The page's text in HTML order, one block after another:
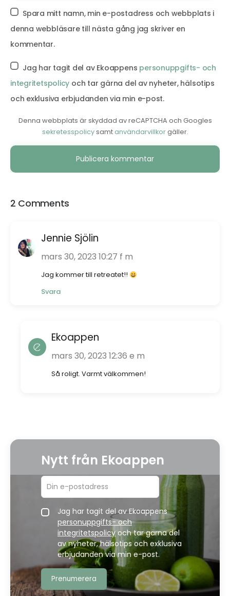
Spara mitt namn, min e-postadress och webbplats i
denna webbläsare till nästa gång jag skriver en
kommentar.
Jag har tagit del av Ekoappens personuppgifts- och
integritetspolicy och tar gärna del av nyheter, hälsotips
och exklusiva erbjudanden via min e-post.
Denna webbplats är skyddad av reCAPTCHA och Googles
sekretesspolicysamtanvändarvillkorgäller.
Alternative:
2 Comments
Jennie Sjölin
mars 30, 2023 10:27 f m
Jag kommer till retreatet!!
Svara
Ekoappen
mars 30, 2023 12:36 e m
Så roligt. Varmt välkommen!
Nytt från Ekoappen
Jag har tagit del av Ekoappens
personuppgifts- och
integritetspolicyoch tar gärna del
av nyheter, hälsotips och exklusiva
erbjudanden via min e-post.